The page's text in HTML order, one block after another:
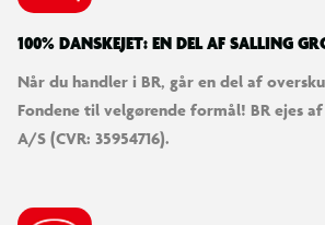
100% DANSKEJET: EN DEL AF SALLING
Når du handler i BR, går en del af
Fondene til velgørende formål! BR ejes af
A/S (CVR: 35954716).